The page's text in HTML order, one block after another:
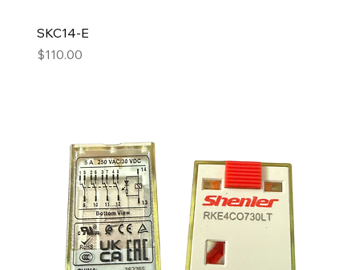
SKC14-E
Precio
$110.00